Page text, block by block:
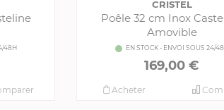
48H
CRISTEL
Poêle 32 cm Inox
Amovible
EN STOCK - ENVOI SOUS 24/
169,00 €
Acheter